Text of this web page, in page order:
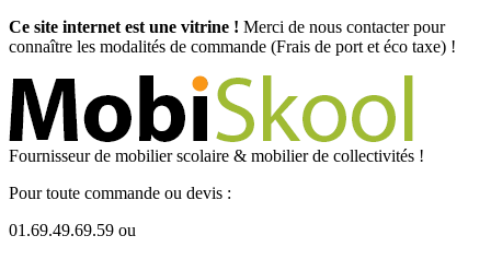
Ce site internet est une vitrine ! Merci de nous contacter pour
connaître les modalités de commande (Frais de port et éco taxe) !
Fournisseur de mobilier scolaire & mobilier de collectivités !
Pour toute commande ou devis :
01.69.49.69.59 ou